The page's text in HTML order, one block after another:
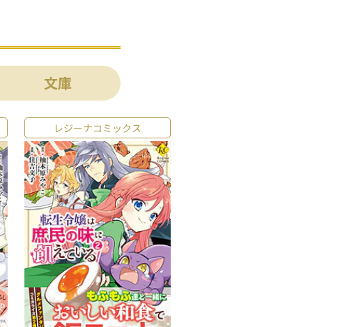
文庫
レジーナコミックス